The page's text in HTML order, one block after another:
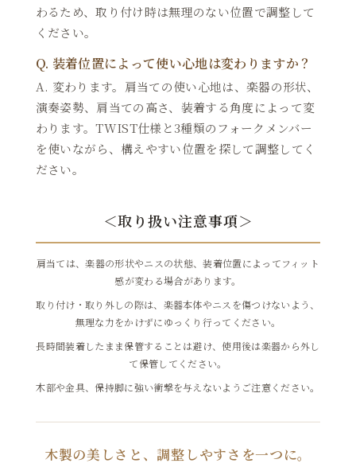
わるため、取り付け時は無理のない位置で調整して
ください。
Q. 装着位置によって使い心地は変わりますか？
A. 変わります。肩当ての使い心地は、楽器の形状、
演奏姿勢、肩当ての高さ、装着する角度によって変
わります。TWIST仕様と3種類のフォークメンバー
を使いながら、構えやすい位置を探して調整してく
ださい。
＜取り扱い注意事項＞
肩当ては、楽器の形状やニスの状態、装着位置によってフィット
感が変わる場合があります。
取り付け・取り外しの際は、楽器本体やニスを傷つけないよう、
無理な力をかけずにゆっくり行ってください。
長時間装着したまま保管することは避け、使用後は楽器から外し
て保管してください。
木部や金具、保持脚に強い衝撃を与えないようご注意ください。
木製の美しさと、調整しやすさを一つに。